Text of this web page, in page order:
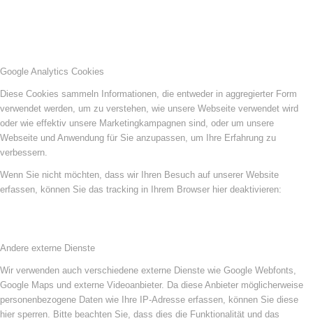
Google Analytics Cookies
Diese Cookies sammeln Informationen, die entweder in aggregierter Form
verwendet werden, um zu verstehen, wie unsere Webseite verwendet wird
oder wie effektiv unsere Marketingkampagnen sind, oder um unsere
Webseite und Anwendung für Sie anzupassen, um Ihre Erfahrung zu
verbessern.
Wenn Sie nicht möchten, dass wir Ihren Besuch auf unserer Website
erfassen, können Sie das tracking in Ihrem Browser hier deaktivieren:
Andere externe Dienste
Wir verwenden auch verschiedene externe Dienste wie Google Webfonts,
Google Maps und externe Videoanbieter. Da diese Anbieter möglicherweise
personenbezogene Daten wie Ihre IP-Adresse erfassen, können Sie diese
hier sperren. Bitte beachten Sie, dass dies die Funktionalität und das